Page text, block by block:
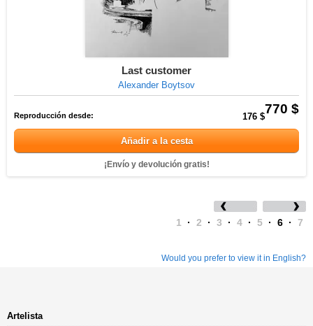
Last customer
Alexander Boytsov
770 $
Reproducción desde: 176 $
Añadir a la cesta
¡Envío y devolución gratis!
1 · 2 · 3 · 4 · 5 · 6 · 7
Would you prefer to view it in English?
Artelista